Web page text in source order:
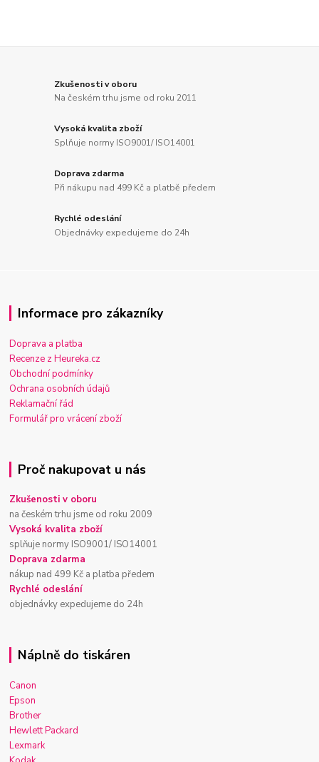
Zkušenosti v oboru
Na českém trhu jsme od roku 2011
Vysoká kvalita zboží
Splňuje normy ISO9001/ ISO14001
Doprava zdarma
Při nákupu nad 499 Kč a platbě předem
Rychlé odeslání
Objednávky expedujeme do 24h
Informace pro zákazníky
Doprava a platba
Recenze z Heureka.cz
Obchodní podmínky
Ochrana osobních údajů
Reklamační řád
Formulář pro vrácení zboží
Proč nakupovat u nás
Zkušenosti v oboru
na českém trhu jsme od roku 2009
Vysoká kvalita zboží
splňuje normy ISO9001/ ISO14001
Doprava zdarma
nákup nad 499 Kč a platba předem
Rychlé odeslání
objednávky expedujeme do 24h
Náplně do tiskáren
Canon
Epson
Brother
Hewlett Packard
Lexmark